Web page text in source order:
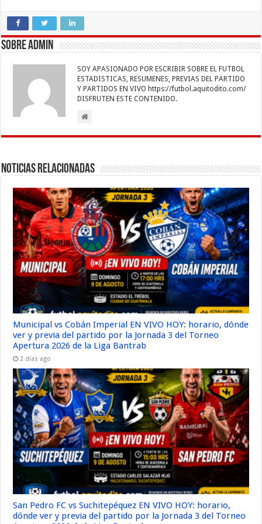
e
b
o
o
k
tt
er
at
sA
p
p
l
e
dI
n
n
g
er
gr
a
m
p
ar
ti
Sobre admin
SOY APASIONADO POR ESCRIBIR SOBRE EL FUTBOL
ESTADISTICAS, RESUMENES, PREVIAS DEL PARTIDO
Y PARTIDOS EN VIVO https://futbol.aquitodito.com/
DISFRUTEN ESTE CONTENIDO.
Noticias Relacionadas
Municipal vs Cobán Imperial EN VIVO HOY: horario, dónde
ver y previa del partido por la Jornada 3 del Torneo
Apertura 2026 de la Liga Bantrab
2 días ago
San Pedro FC vs Suchitepéquez EN VIVO HOY: horario,
dónde ver y previa del partido por la Jornada 3 del Torneo